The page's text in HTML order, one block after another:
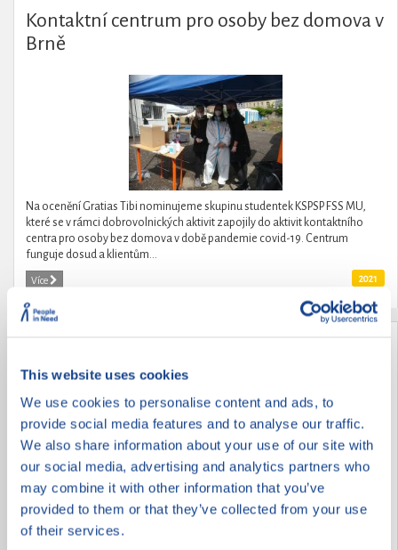
This website uses cookies
We use cookies to personalise content and ads, to
provide social media features and to analyse our traffic.
We also share information about your use of our site with
our social media, advertising and analytics partners who
may combine it with other information that you’ve
provided to them or that they’ve collected from your use
of their services.
Kontaktní centrum pro osoby bez domova v
Brně
Na ocenění Gratias Tibi nominujeme skupinu studentek KSPSP FSS MU,
které se v rámci dobrovolnických aktivit zapojily do aktivit kontaktního
centra pro osoby bez domova v době pandemie covid-19. Centrum
funguje dosud a klientům...
Více 2021